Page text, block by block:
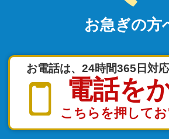
お急ぎの方
お電話は、24時間365日対
電話を
こちらを押して